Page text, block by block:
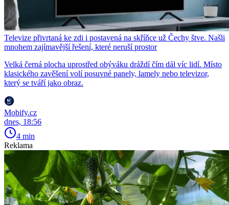
Televize přivrtaná ke zdi i postavená na skříňce už Čechy štve. Našli
mnohem zajímavější řešení, které neruší prostor
Velká černá plocha uprostřed obýváku dráždí čím dál víc lidí. Místo
klasického zavěšení volí posuvné panely, lamely nebo televizor,
který se tváří jako obraz.
Mobify.cz
dnes, 18:56
4 min
Reklama